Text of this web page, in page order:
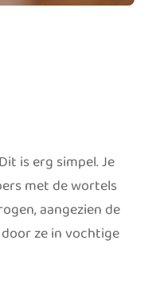
is erg simpel. Je
met de wortels
aangezien de
ze in vochtige